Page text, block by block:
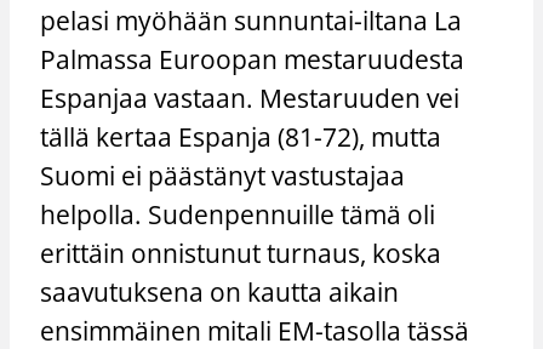
pelasi myöhään sunnuntai-iltana La
Palmassa Euroopan mestaruudesta
Espanjaa vastaan. Mestaruuden vei
tällä kertaa Espanja (81-72), mutta
Suomi ei päästänyt vastustajaa
helpolla. Sudenpennuille tämä oli
erittäin onnistunut turnaus, koska
saavutuksena on kautta aikain
ensimmäinen mitali EM-tasolla tässä